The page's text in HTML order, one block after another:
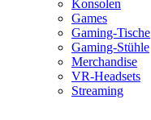
Konsolen
Games
Gaming-Tische
Gaming-Stühle
Merchandise
VR-Headsets
Streaming